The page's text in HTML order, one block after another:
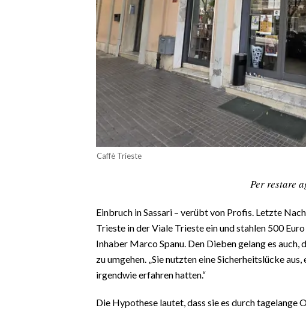
Caffè Trieste
Per restare
Einbruch in Sassari – verübt von Profis. Letzte
Trieste in der Viale Trieste ein und stahlen 500
Inhaber Marco Spanu. Den Dieben gelang es
zu umgehen. „Sie nutzten eine Sicherheitslücke
irgendwie erfahren hatten.“
Die Hypothese lautet, dass sie es durch tagelange